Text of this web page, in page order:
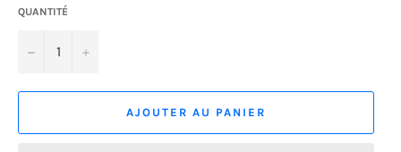
QUANTITÉ
− +
AJOUTER AU PANIER